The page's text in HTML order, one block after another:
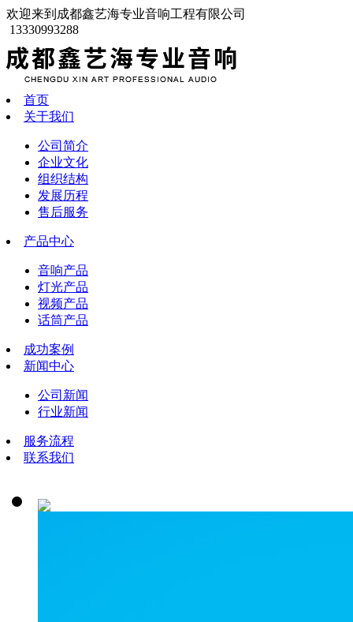
欢迎来到成都鑫艺海专业音响工程有限公司
13330993288
首页
关于我们
公司简介
企业文化
组织结构
发展历程
售后服务
产品中心
音响产品
灯光产品
视频产品
话筒产品
成功案例
新闻中心
公司新闻
行业新闻
服务流程
联系我们